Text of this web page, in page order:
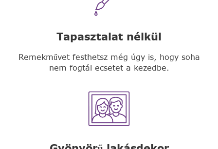
Tapasztalat nélkül
Remekművet festhetsz még úgy is, hogy soha
nem fogtál ecsetet a kezedbe.